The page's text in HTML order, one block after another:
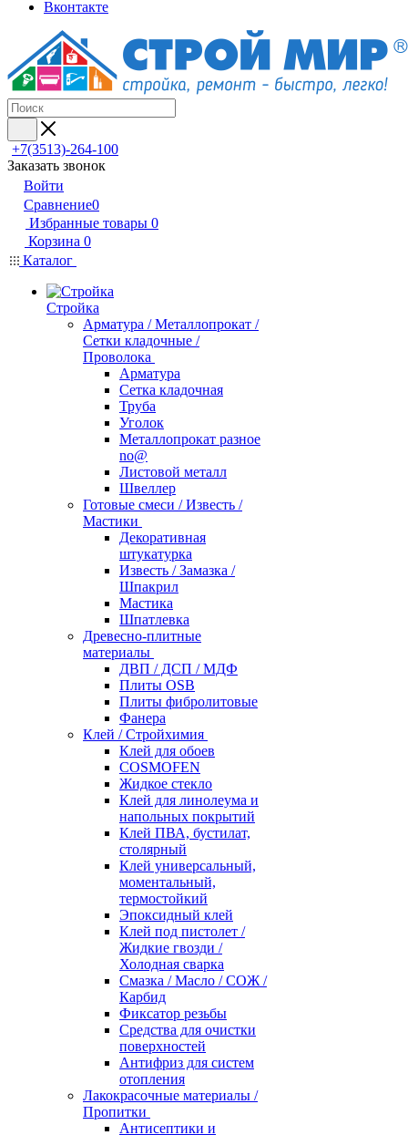
Вконтакте
+7(3513)-264-100
Заказать звонок
Войти
Сравнение0
Избранные товары 0
Корзина 0
Каталог
Стройка
Арматура / Металлопрокат /
Сетки кладочные /
Проволока
Арматура
Сетка кладочная
Труба
Уголок
Металлопрокат разное
no@
Листовой металл
Швеллер
Готовые смеси / Известь /
Мастики
Декоративная
штукатурка
Известь / Замазка /
Шпакрил
Мастика
Шпатлевка
Древесно-плитные
материалы
ДВП / ДСП / МДФ
Плиты OSB
Плиты фибролитовые
Фанера
Клей / Стройхимия
Клей для обоев
COSMOFEN
Жидкое стекло
Клей для линолеума и
напольных покрытий
Клей ПВА, бустилат,
столярный
Клей универсальный,
моментальный,
термостойкий
Эпоксидный клей
Клей под пистолет /
Жидкие гвозди /
Холодная сварка
Смазка / Масло / СОЖ /
Карбид
Фиксатор резьбы
Средства для очистки
поверхностей
Антифриз для систем
отопления
Лакокрасочные материалы /
Пропитки
Антисептики и